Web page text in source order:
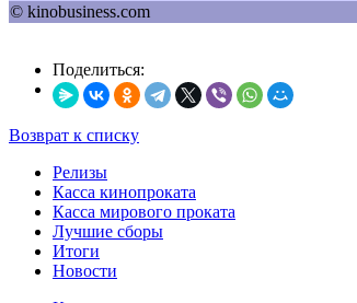
© kinobusiness.com
Поделиться:
Возврат к списку
Релизы
Касса кинопроката
Касса мирового проката
Лучшие сборы
Итоги
Новости